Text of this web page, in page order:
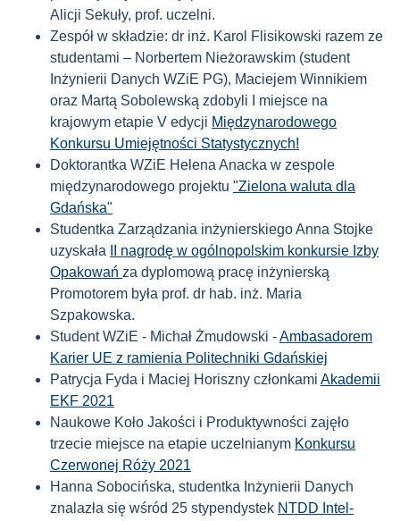
Alicji Sekuły, prof. uczelni.
Zespół w składzie: dr inż. Karol Flisikowski razem ze
studentami – Norbertem Nieżorawskim (student
Inżynierii Danych WZiE PG), Maciejem Winnikiem
oraz Martą Sobolewską zdobyli I miejsce na
krajowym etapie V edycji Międzynarodowego
Konkursu Umiejętności Statystycznych!
Doktorantka WZiE Helena Anacka w zespole
międzynarodowego projektu "Zielona waluta dla
Gdańska"
Studentka Zarządzania inżynierskiego Anna Stojke
uzyskała
II nagrodę w ogólnopolskim konkursie Izby
Opakowań za dyplomową pracę inżynierską
Promotorem była prof. dr hab. inż. Maria
Szpakowska.
Student WZiE - Michał Żmudowski -Ambasadorem
Karier UE z ramienia Politechniki Gdańskiej
Patrycja Fyda i Maciej Horiszny członkami Akademii
EKF 2021
Naukowe Koło Jakości i Produktywności zajęło
trzecie miejsce na etapie uczelnianym Konkursu
Czerwonej Róży 2021
Hanna Sobocińska, studentka Inżynierii Danych
znalazła się wśród 25 stypendystek NTDD Intel-